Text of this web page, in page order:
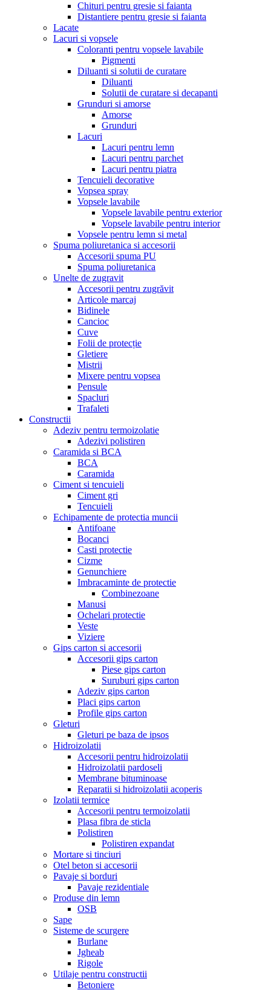
Chituri pentru gresie si faianta
Distantiere pentru gresie si faianta
Lacate
Lacuri si vopsele
Coloranti pentru vopsele lavabile
Pigmenti
Diluanti si solutii de curatare
Diluanti
Solutii de curatare si decapanti
Grunduri si amorse
Amorse
Grunduri
Lacuri
Lacuri pentru lemn
Lacuri pentru parchet
Lacuri pentru piatra
Tencuieli decorative
Vopsea spray
Vopsele lavabile
Vopsele lavabile pentru exterior
Vopsele lavabile pentru interior
Vopsele pentru lemn si metal
Spuma poliuretanica si accesorii
Accesorii spuma PU
Spuma poliuretanica
Unelte de zugravit
Accesorii pentru zugrăvit
Articole marcaj
Bidinele
Cancioc
Cuve
Folii de protecție
Gletiere
Mistrii
Mixere pentru vopsea
Pensule
Spacluri
Trafaleti
Constructii
Adeziv pentru termoizolatie
Adezivi polistiren
Caramida si BCA
BCA
Caramida
Ciment si tencuieli
Ciment gri
Tencuieli
Echipamente de protectia muncii
Antifoane
Bocanci
Casti protectie
Cizme
Genunchiere
Imbracaminte de protectie
Combinezoane
Manusi
Ochelari protectie
Veste
Viziere
Gips carton si accesorii
Accesorii gips carton
Piese gips carton
Suruburi gips carton
Adeziv gips carton
Placi gips carton
Profile gips carton
Gleturi
Gleturi pe baza de ipsos
Hidroizolatii
Accesorii pentru hidroizolatii
Hidroizolatii pardoseli
Membrane bituminoase
Reparatii si hidroizolatii acoperis
Izolatii termice
Accesorii pentru termoizolatii
Plasa fibra de sticla
Polistiren
Polistiren expandat
Mortare si tinciuri
Otel beton si accesorii
Pavaje si borduri
Pavaje rezidentiale
Produse din lemn
OSB
Sape
Sisteme de scurgere
Burlane
Jgheab
Rigole
Utilaje pentru constructii
Betoniere